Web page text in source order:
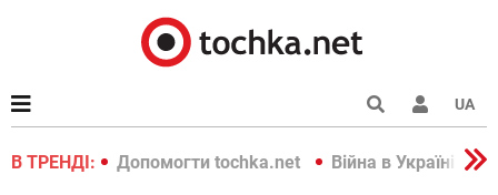
UA
В ТРЕНДІ:
2022 Допомогти tochka.net Війна в Україні 2022